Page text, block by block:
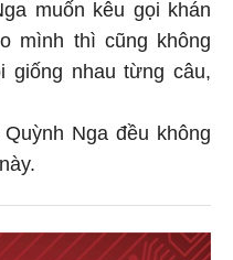
muốn kêu gọi khán
mình thì cũng không
giống nhau từng câu,
Nga đều không